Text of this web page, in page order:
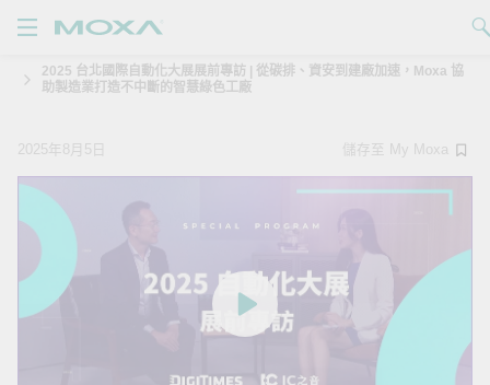
品
援
買
於我們
2025 台北國際自動化大展展前專訪 | 從碳排、資安到建廠加速，Moxa 協
助製造業打造不中斷的智慧綠色工廠
2025年8月5日 儲存至 My Moxa